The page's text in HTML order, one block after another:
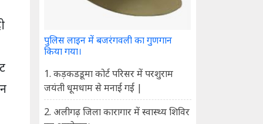
पुलिस लाइन में बजरंगवली का गुणगान
किया गया।
1. कड़कडडूमा कोर्ट परिसर में परशुराम
जयंती धूमधाम से मनाई गई |
2. अलीगढ़ जिला कारागार में स्वास्थ्य शिविर